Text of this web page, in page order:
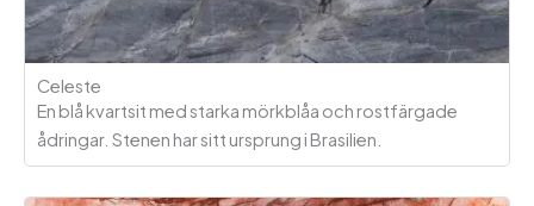
Celeste
En blå kvartsit med starka mörkblåa och rostfärgade
ådringar. Stenen har sitt ursprung i Brasilien.